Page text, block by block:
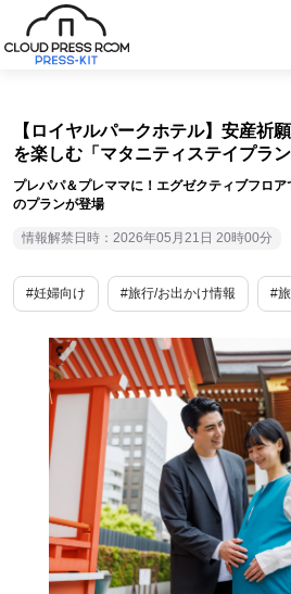
【ロイヤルパークホテル】安産祈
を楽しむ「マタニティステイプラ
プレパパ＆プレママに！エグゼクティブフロ
のプランが登場
情報解禁日時：2026年05月21日 20時00分
#妊婦向け #旅行/お出かけ情報 #